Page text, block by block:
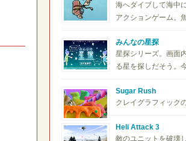
海へダイブして海中
アクションゲーム。
みんなの星探
星探シリーズ。画面
る星を探しだそう。
Sugar Rush
クレイグラフィック
Heli Attack 3
敵のユニットを破壊